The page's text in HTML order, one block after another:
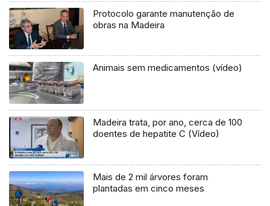
Protocolo garante manutenção de
obras na Madeira
Animais sem medicamentos (vídeo)
Madeira trata, por ano, cerca de 100
doentes de hepatite C (Vídeo)
Mais de 2 mil árvores foram
plantadas em cinco meses